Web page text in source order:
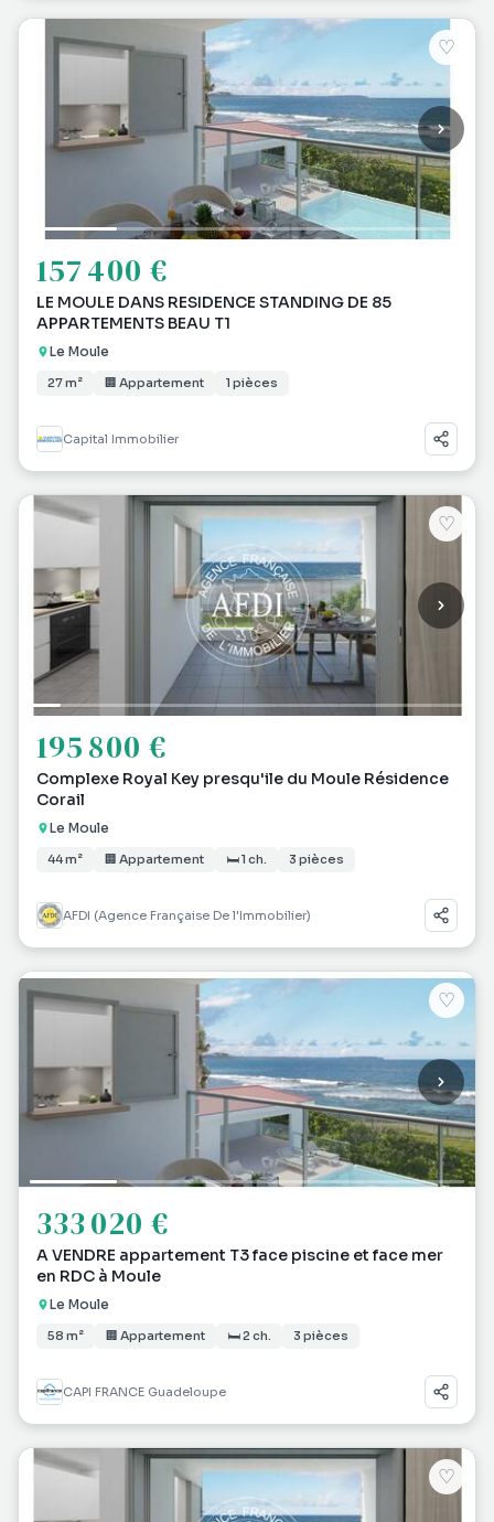
♡
157 400 €
LE MOULE DANS RESIDENCE STANDING DE 85
APPARTEMENTS BEAU T1
Le Moule
27 m² 🏢 Appartement 1 pièces
Capital Immobilier
♡
195 800 €
Complexe Royal Key presqu'ile du Moule Résidence
Corail
Le Moule
44 m² 🏢 Appartement 🛏 1 ch. 3 pièces
AFDI (Agence Française De l'Immobilier)
♡
333 020 €
A VENDRE appartement T3 face piscine et face mer
en RDC à Moule
Le Moule
58 m² 🏢 Appartement 🛏 2 ch. 3 pièces
CAPI FRANCE Guadeloupe
♡